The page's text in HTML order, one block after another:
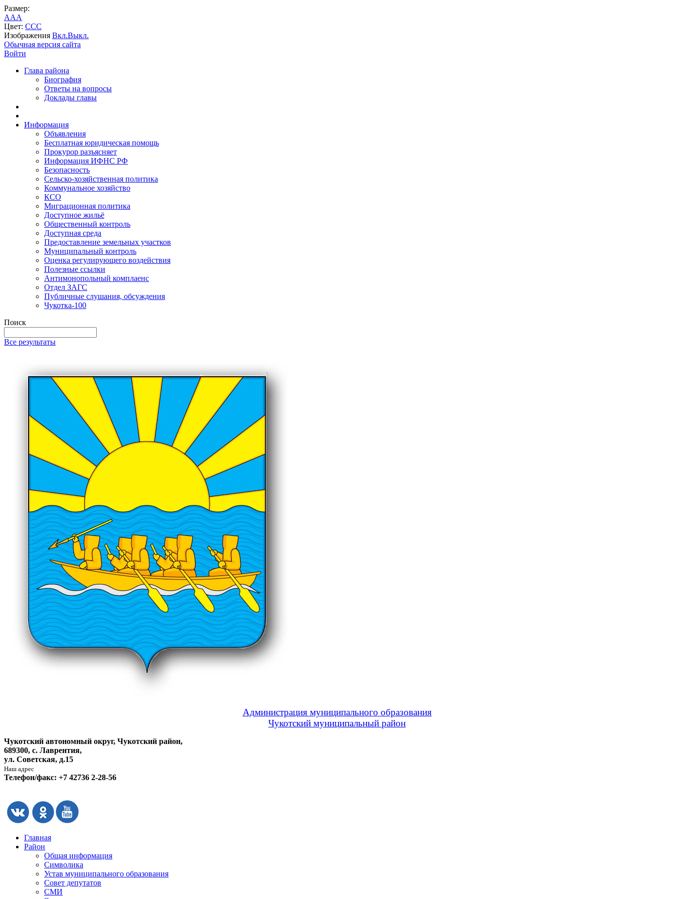
Размер:
AAA
Цвет: CCC
Изображения Вкл.Выкл.
Обычная версия сайта
Войти
Глава района
Биография
Ответы на вопросы
Доклады главы
Информация
Объявления
Бесплатная юридическая помощь
Прокурор разъясняет
Информация ИФНС РФ
Безопасность
Сельско-хозяйственная политика
Коммунальное хозяйство
КСО
Миграционная политика
Доступное жильё
Общественный контроль
Доступная среда
Предоставление земельных участков
Муниципальный контроль
Оценка регулирующего воздействия
Полезные ссылки
Антимонопольный комплаенс
Отдел ЗАГС
Публичные слушания, обсуждения
Чукотка-100
Поиск
Все результаты
Администрация муниципального образования
Чукотский муниципальный район
Чукотский автономный округ, Чукотский район,
689300, с. Лаврентия,
ул. Советская, д.15
Наш адрес
Телефон/факс: +7 42736 2-28-56
Главная
Район
Общая информация
Символика
Устав муниципального образования
Совет депутатов
СМИ